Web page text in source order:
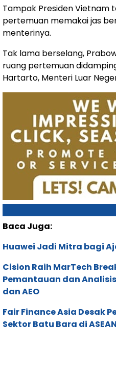
Tampak Presiden Vietnam
pertemuan memakai jas
menterinya.
Tak lama berselang,
ruang pertemuan
Hartarto, Menteri Luar
Baca Juga:
Huawei Jadi Mitra bagi
Cision Raih MarTech
Pemantauan dan
dan AEO
Fair Finance Asia Desak
Sektor Batu Bara di ASEAN